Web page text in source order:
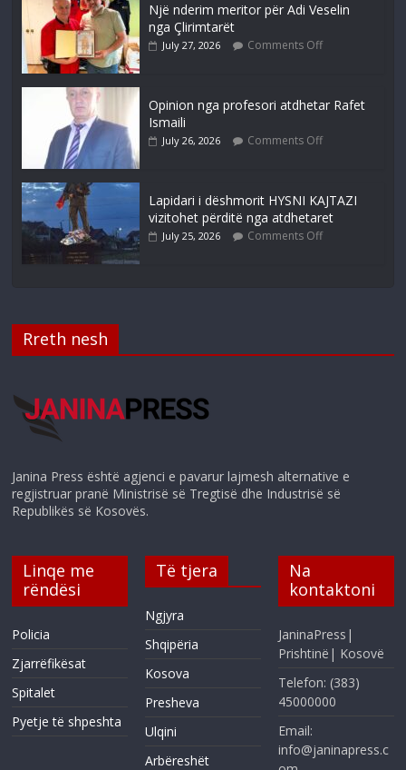
Një nderim meritor për Adi Veselin
nga Çlirimtarët
July 27, 2026 Comments Off
Opinion nga profesori atdhetar Rafet
Ismaili
July 26, 2026 Comments Off
Lapidari i dëshmorit HYSNI KAJTAZI
vizitohet përditë nga atdhetaret
July 25, 2026 Comments Off
Rreth nesh
Janina Press është agjenci e pavarur lajmesh alternative e
regjistruar pranë Ministrisë së Tregtisë dhe Industrisë së
Republikës së Kosovës.
Linqe me
rëndësi
Policia
Zjarrëfikësat
Spitalet
Pyetje të shpeshta
Të tjera
Ngjyra
Shqipëria
Kosova
Presheva
Ulqini
Arbëreshët
Na
kontaktoni
JaninaPress|
Prishtinë| Kosovë
Telefon: (383)
45000000
Email:
info@janinapress.c